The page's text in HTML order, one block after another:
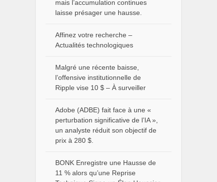
mais l’accumulation continues
laisse présager une hausse.
Affinez votre recherche –
Actualités technologiques
Malgré une récente baisse,
l’offensive institutionnelle de
Ripple vise 10 $ – À surveiller
Adobe (ADBE) fait face à une «
perturbation significative de l’IA »,
un analyste réduit son objectif de
prix à 280 $.
BONK Enregistre une Hausse de
11 % alors qu’une Reprise